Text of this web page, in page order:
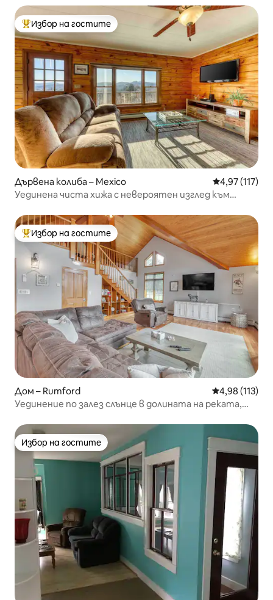
Най-популярен избор на гостите
Избор на гостите
Дървена колиба – Mexico Средна
4,97 (117)
Уединена чиста хижа с невероятен изглед към
Най-популярен избор на гостите
Избор на гостите
Дом – Rumford Средна
4,98 (113)
Уединение по залез слънце в долината на реката,
Избор на гостите
Избор на гостите